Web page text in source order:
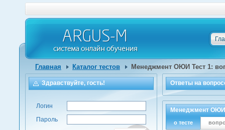
Главная Каталог тестов Менеджмент ОЮИ Тест 1:
Ответы на
Менеджмент ОЮИ
о тесте
Здравствуйте, гость!
Логин
Пароль